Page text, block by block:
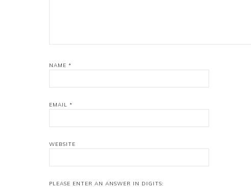
NAME *
EMAIL *
WEBSITE
PLEASE ENTER AN ANSWER IN DIGITS: